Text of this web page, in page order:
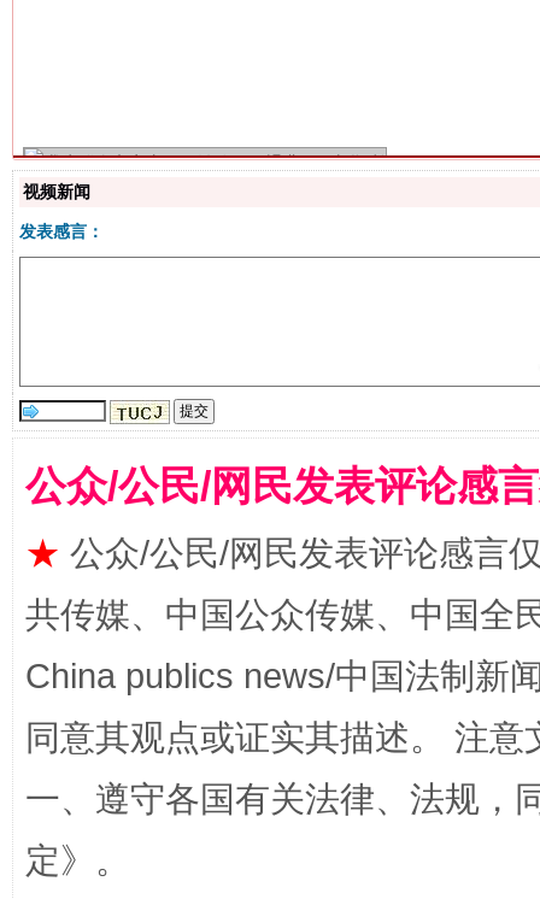
漫山遍野的桃花与雪山、麦地、白藏房 除
视频新闻
发表感言：
公众/公民/网民发表评论感
★ 公众/公民/网民发表评论感言
共传媒、中国公众传媒、中国全
China publics news/中国法制新
同意其观点或证实其描述。 注
一、遵守各国有关法律、法规，
定》。